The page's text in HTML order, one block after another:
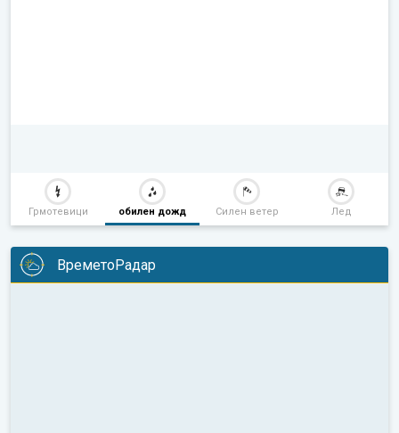
Грмотевици обилен дожд Силен ветер Лед
ВреметоРадар